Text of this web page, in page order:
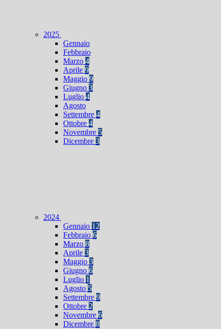
2025
Gennaio
Febbraio
Marzo 4
Aprile 9
Maggio 9
Giugno 3
Luglio 4
Agosto
Settembre 4
Ottobre 4
Novembre 5
Dicembre 3
2024
Gennaio 12
Febbraio 6
Marzo 8
Aprile 3
Maggio 3
Giugno 6
Luglio 1
Agosto 5
Settembre 9
Ottobre 2
Novembre 6
Dicembre 8